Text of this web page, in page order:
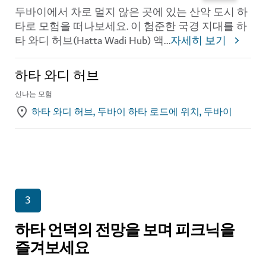
두바이에서 차로 멀지 않은 곳에 있는 산악 도시 하
타로 모험을 떠나보세요. 이 험준한 국경 지대를 하
타 와디 허브(Hatta Wadi Hub) 액...자세히 보기
하타 와디 허브
신나는 모험
하타 와디 허브, 두바이 하타 로드에 위치, 두바이
3
하타 언덕의 전망을 보며 피크닉을
즐겨보세요